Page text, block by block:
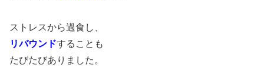
ストレスから過食し、
リバウンドすることも
たびたびありました。